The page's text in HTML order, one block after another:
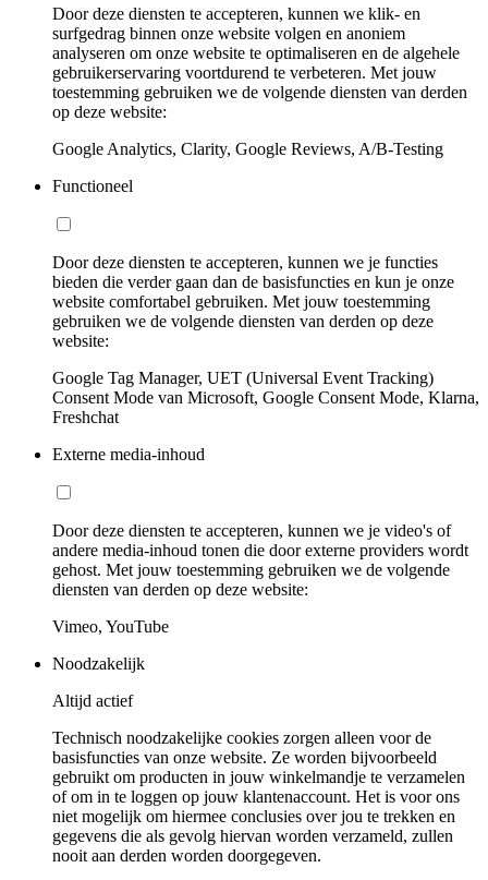
Door deze diensten te accepteren, kunnen we klik- en
surfgedrag binnen onze website volgen en anoniem
analyseren om onze website te optimaliseren en de algehele
gebruikerservaring voortdurend te verbeteren. Met jouw
toestemming gebruiken we de volgende diensten van derden
op deze website:
Google Analytics, Clarity, Google Reviews, A/B-Testing
Functioneel
Door deze diensten te accepteren, kunnen we je functies
bieden die verder gaan dan de basisfuncties en kun je onze
website comfortabel gebruiken. Met jouw toestemming
gebruiken we de volgende diensten van derden op deze
website:
Google Tag Manager, UET (Universal Event Tracking)
Consent Mode van Microsoft, Google Consent Mode, Klarna,
Freshchat
Externe media-inhoud
Door deze diensten te accepteren, kunnen we je video's of
andere media-inhoud tonen die door externe providers wordt
gehost. Met jouw toestemming gebruiken we de volgende
diensten van derden op deze website:
Vimeo, YouTube
Noodzakelijk
Altijd actief
Technisch noodzakelijke cookies zorgen alleen voor de
basisfuncties van onze website. Ze worden bijvoorbeeld
gebruikt om producten in jouw winkelmandje te verzamelen
of om in te loggen op jouw klantenaccount. Het is voor ons
niet mogelijk om hiermee conclusies over jou te trekken en
gegevens die als gevolg hiervan worden verzameld, zullen
nooit aan derden worden doorgegeven.